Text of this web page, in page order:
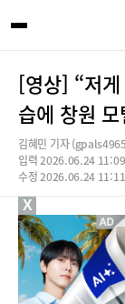
[영상] “저
습에 창원 모
김혜민 기자
입력 2026.06.24 11:09
수정 2026.06.24 11:11
X